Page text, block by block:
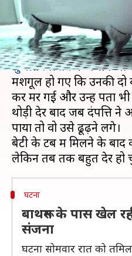
क्या है खबर?
तमिलनाडु में एक दंपत्ति
सुजीत विल्सनके बचाव
मशगूल हो गए कि उनकी दो
कर मर गई और उन्हें पता भी
थोड़ी देर बाद जब दंपत्ति
पाया तो वो उसे ढूढ़ने लगे।
बेटी के टब में मिलने के
घटना
बाथरूम के पास खेल
संजना
घटना सोमवार रात को